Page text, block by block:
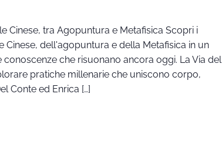
Cinese, tra Agopuntura e Metafisica Scopri i
Cinese, dell'agopuntura e della Metafisica in un
che risuonano ancora oggi. La Via del
pratiche millenarie che uniscono corpo,
Conte ed Enrica […]